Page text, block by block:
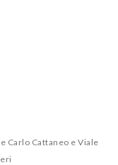
Carlo Cattaneo e Viale